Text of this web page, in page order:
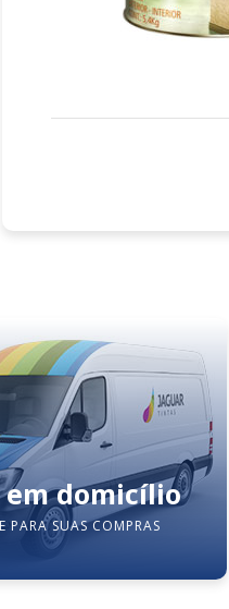
em domicílio
PARA SUAS COMPRAS